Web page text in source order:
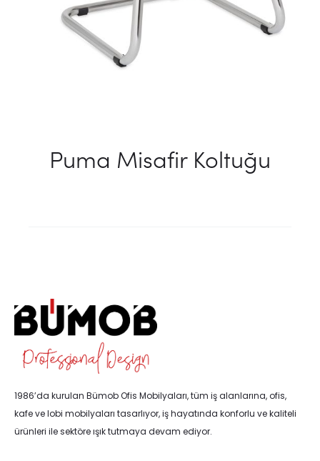
Puma Misafir Koltuğu
1986’da kurulan Bümob Ofis Mobilyaları, tüm iş alanlarına, ofis,
kafe ve lobi mobilyaları tasarlıyor, iş hayatında konforlu ve kaliteli
ürünleri ile sektöre ışık tutmaya devam ediyor.